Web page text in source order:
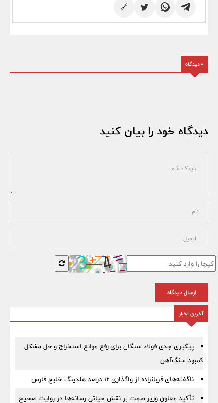
🔗
0 دیدگاه
دیدگاه خود را بیان کنید
ارسال دیدگاه
آخرین اخبار
پیگیری جدی فولاد سنگان برای رفع موانع استخراج و حل مشکل
کمبود سنگ‌آهن
ناگفته‌های قربانزاده از واگذاری ۱۲ درصد هلدینگ خلیج فارس
تأکید معاون وزیر صمت بر نقش حیاتی رسانه‌ها در روایت صحیح